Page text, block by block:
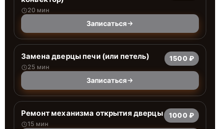
20 мин
Записаться
Замена дверцы печи (или петель)
25 мин
1500 ₽
Записаться
Ремонт механизма открытия дверцы
15 мин
1000 ₽